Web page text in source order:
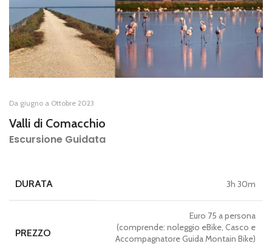
Da giugno a Ottobre 2023
Valli di Comacchio
Escursione Guidata
DURATA 3h 30m
PREZZO
Euro 75 a persona
(comprende: noleggio eBike, Casco e
Accompagnatore Guida Montain Bike)